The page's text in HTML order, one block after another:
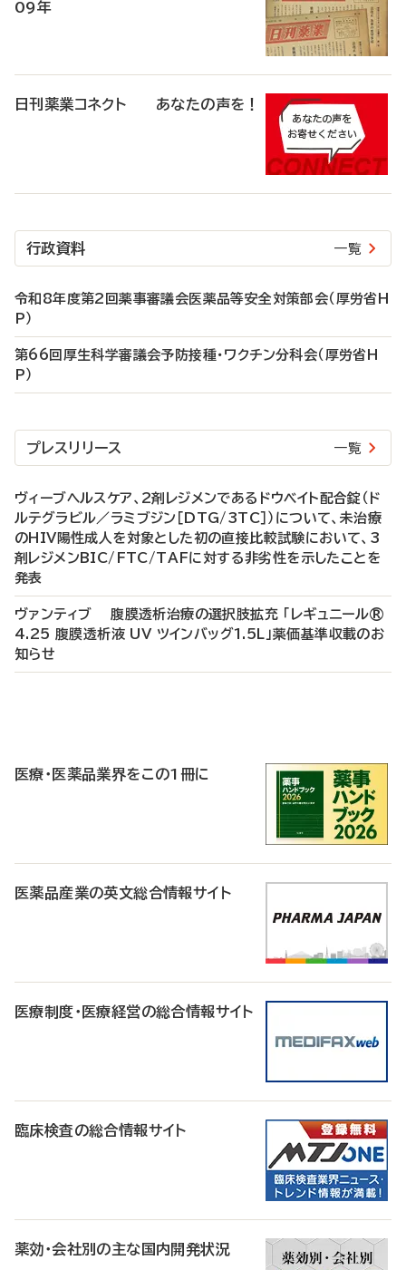
09年
日刊薬業コネクト あなたの声を！
行政資料 一覧
令和8年度第2回薬事審議会医薬品等安全対策部会（厚労省H
P）
第66回厚生科学審議会予防接種・ワクチン分科会（厚労省H
P）
プレスリリース 一覧
ヴィーブヘルスケア、2剤レジメンであるドウベイト配合錠（ド
ルテグラビル／ラミブジン［DTG/3TC］）について、未治療
のHIV陽性成人を対象とした初の直接比較試験において、3
剤レジメンBIC/FTC/TAFに対する非劣性を示したことを
発表
ヴァンティブ 腹膜透析治療の選択肢拡充 「レギュニール®
4.25 腹膜透析液 UV ツインバッグ1.5L」薬価基準収載のお
知らせ
医療・医薬品業界をこの1冊に
医薬品産業の英文総合情報サイト
医療制度・医療経営の総合情報サイト
臨床検査の総合情報サイト
薬効・会社別の主な国内開発状況